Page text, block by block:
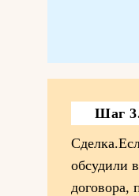
Шаг
обсудили
договора,